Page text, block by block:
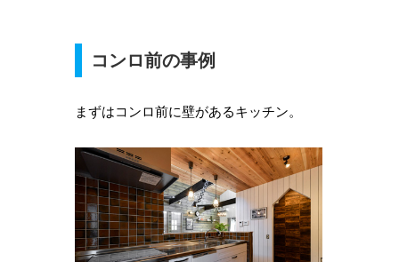
コンロ前の事例
まずはコンロ前に壁があるキッチン。